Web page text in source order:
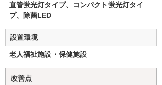
直管蛍光灯タイプ、コンパクト蛍光灯タイ
プ、除菌LED
設置環境
老人福祉施設・保健施設
改善点